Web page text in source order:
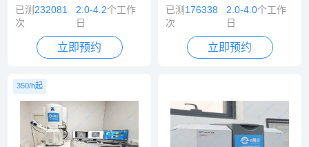
已测232081
次
2.0-4.2个工作
日
立即预约
已测 176338
次
2.0-4.0个工作
日
立即预约
350/h起